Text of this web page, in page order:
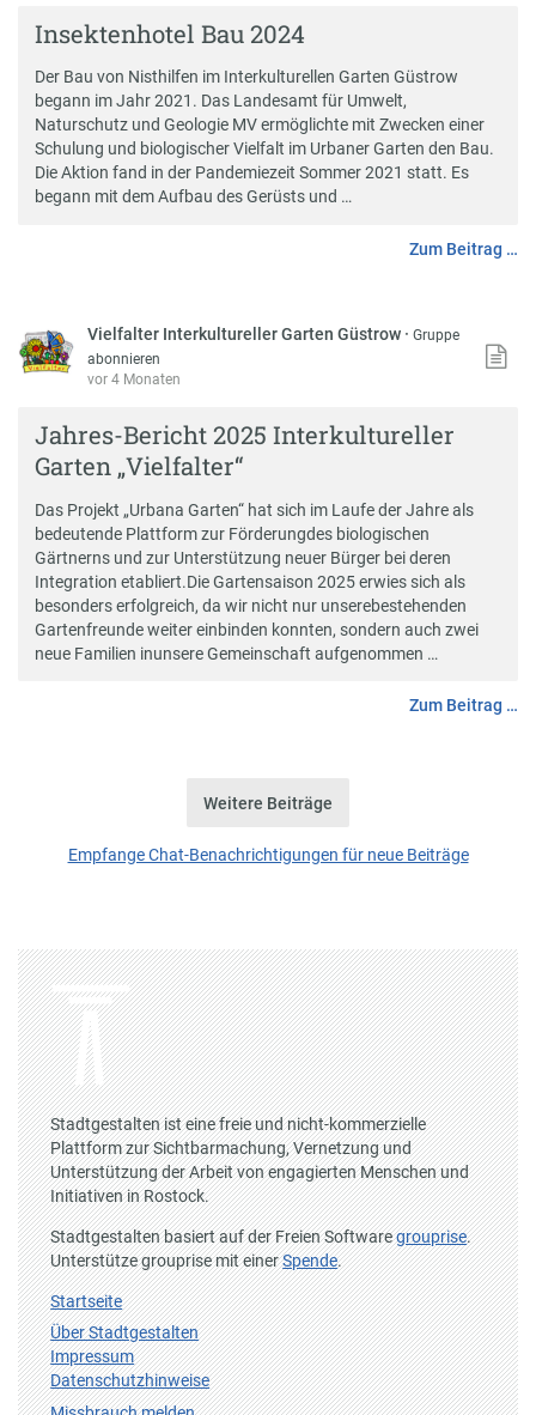
Insektenhotel Bau 2024
Der Bau von Nisthilfen im Interkulturellen Garten Güstrow
begann im Jahr 2021. Das Landesamt für Umwelt,
Naturschutz und Geologie MV ermöglichte mit Zwecken einer
Schulung und biologischer Vielfalt im Urbaner Garten den Bau.
Die Aktion fand in der Pandemiezeit Sommer 2021 statt. Es
begann mit dem Aufbau des Gerüsts und …
Zum Beitrag …
Vielfalter Interkultureller Garten Güstrow ·Gruppe
abonnieren
vor 4 Monaten
Jahres-Bericht 2025 Interkultureller
Garten „Vielfalter“
Das Projekt „Urbana Garten“ hat sich im Laufe der Jahre als
bedeutende Plattform zur Förderungdes biologischen
Gärtnerns und zur Unterstützung neuer Bürger bei deren
Integration etabliert.Die Gartensaison 2025 erwies sich als
besonders erfolgreich, da wir nicht nur unserebestehenden
Gartenfreunde weiter einbinden konnten, sondern auch zwei
neue Familien inunsere Gemeinschaft aufgenommen …
Zum Beitrag …
Weitere Beiträge
Empfange Chat-Benachrichtigungen für neue Beiträge
Stadtgestalten ist eine freie und nicht-kommerzielle
Plattform zur Sichtbarmachung, Vernetzung und
Unterstützung der Arbeit von engagierten Menschen und
Initiativen in Rostock.
Stadtgestalten basiert auf der Freien Softwaregrouprise.
Unterstütze grouprise mit einerSpende.
Startseite
Über Stadtgestalten
Impressum
Datenschutzhinweise